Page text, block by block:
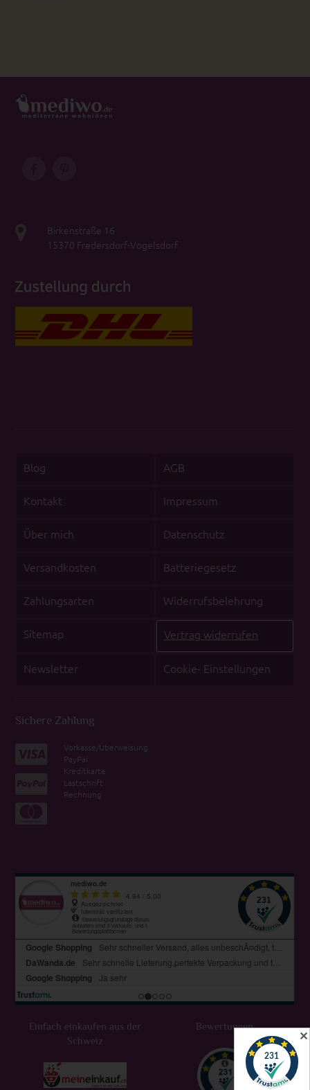
Birkenstraße 16
15370 Fredersdorf-Vogelsdorf
Blog AGB
Kontakt Impressum
Über mich Datenschutz
Versandkosten Batteriegesetz
Zahlungsarten Widerrufsbelehrung
Sitemap Vertrag widerrufen
Newsletter Cookie- Einstellungen
Sichere Zahlung
Vorkasse/Überweisung
PayPal
Kreditkarte
Lastschrift
Rechnung
Einfach einkaufen aus der
Schweiz
Bewertungen
✕